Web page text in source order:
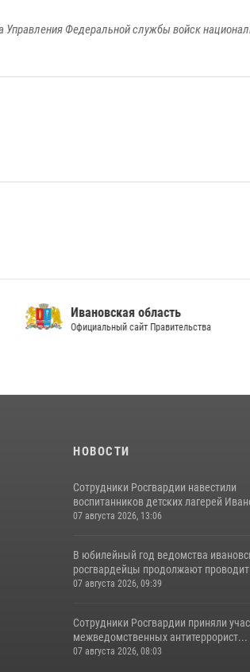
Управления Федеральной службы войск
НОВОСТИ
Сотрудники Росгвардии навестили
воспитанников детских лагерей
07 августа 2026, 13:06
В юбилейный год ведомства
росгвардейцы продолжают
07 августа 2026, 09:39
Сотрудники Росгвардии приняли
межведомственных антитеррорист...
07 августа 2026, 08:03